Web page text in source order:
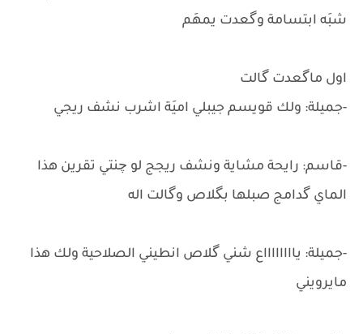
شبَه ابتسامة وگعدت يمهَم
اول ماگعدت گالت
-جميلة: ولك قويسم جيبلي اميَة اشرب نشف ريجي
-قاسم: رايحة مشاية ونشف ريجج لو چنتي تقرين هذا
الماي گدامج صبلها بگلاص وگالت اله
-جميلة: يااااااااع شني گلاص انطيني الصلاحية ولك هذا
مايرويني